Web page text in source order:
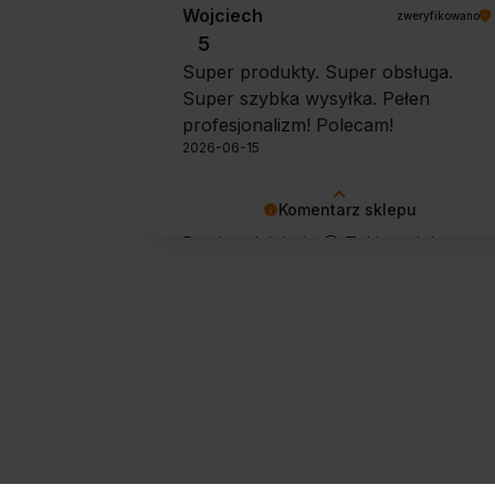
Komentarz sklepu
Bardzo dziękuję 🙂 Takie opinie
Wojciech zweryfikowano
5
Super produkty. Super obsługa.
Super szybka wysyłka. Pełen
profesjonalizm! Polecam!
2026-06-15